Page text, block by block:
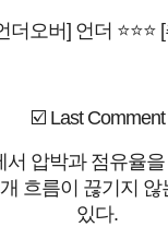
더오버] 언더 ⭐⭐⭐
☑️ Last Comment
서 압박과 점유율
흐름이 끊기지
있다.